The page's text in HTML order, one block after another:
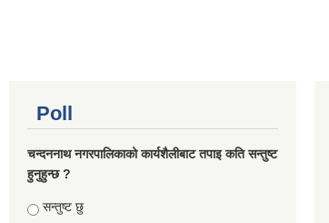
Poll
चन्दननाथ नगरपालिकाको कार्यशैलीबाट तपाइ कति सन्तुष्ट
हुनुहुन्छ ?
Choices
सन्तुष्ट छु